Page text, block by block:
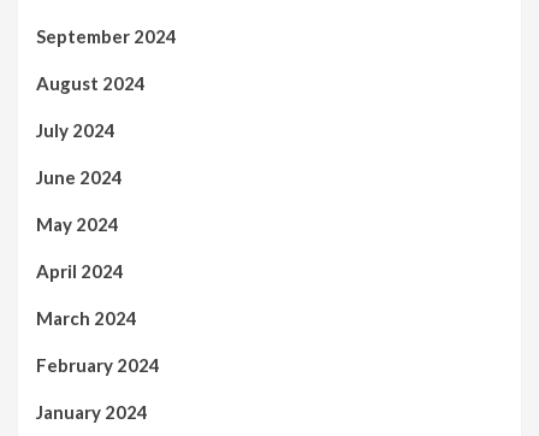
September 2024
August 2024
July 2024
June 2024
May 2024
April 2024
March 2024
February 2024
January 2024